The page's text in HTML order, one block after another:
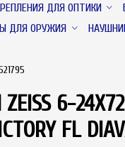
ДЛЯ ОПТИКИ
ДЛЯ ОРУЖИЯ
6-
FL